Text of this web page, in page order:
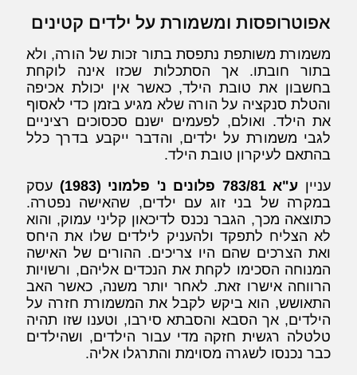
אפוטרופסות ומשמורת על ילדים קטינים
משמורת משותפת נתפסת בתור זכות של הורה, ולא
בתור חובתו. אך הסתכלות שכזו אינה לוקחת
בחשבון את טובת הילד, כאשר אין יכולת אכיפה
והטלת סנקציה על הורה שלא מגיע בזמן כדי לאסוף
את הילד. ואולם, לפעמים ישנם סכסוכים רציניים
לגבי משמורת על ילדים, והדבר ייקבע בדרך כלל
בהתאם לעיקרון טובת הילד.
עניין ע"א 783/81 פלונים נ' פלמוני (1983)
עסק
במקרה של בני זוג עם ילדים, שהאישה נפטרה.
כתוצאה מכך, הגבר נכנס לדיכאון קליני עמוק, והוא
לא הצליח לתפקד ולהעניק לילדים שלו את היחס
ואת הצרכים שהם היו צריכים. ההורים של האישה
המנוחה הסכימו לקחת את הנכדים אליהם, ורשויות
הרווחה אישרו זאת. לאחר יותר משנה, כאשר האב
התאושש, הוא ביקש לקבל את המשמורת חזרה על
הילדים, אך הסבא והסבתא סירבו, וטענו שזו תהיה
טלטלה רגשית חזקה מדי עבור הילדים, ושהילדים
כבר נכנסו לשגרה מסוימת והתרגלו אליה.